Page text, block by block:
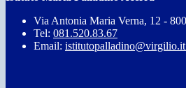
Via Antonia Maria Verna, 12 -
Tel: 081.520.83.67
Email: istitutopalladino@virgilio.it